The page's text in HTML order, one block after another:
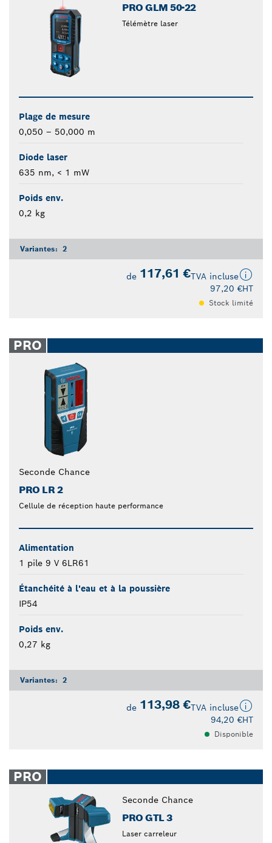
PRO GLM 50-22
Télémètre laser
Plage de mesure
0,050 – 50,000 m
Diode laser
635 nm, < 1 mW
Poids env.
0,2 kg
Variantes: 2
de 117,61 €TVA incluse
97,20 €HT
Stock limité
PRO
Seconde Chance
PRO LR 2
Cellule de réception haute performance
Alimentation
1 pile 9 V 6LR61
Étanchéité à l'eau et à la poussière
IP54
Poids env.
0,27 kg
Variantes: 2
de 113,98 €TVA incluse
94,20 €HT
Disponible
PRO
Seconde Chance
PRO GTL 3
Laser carreleur